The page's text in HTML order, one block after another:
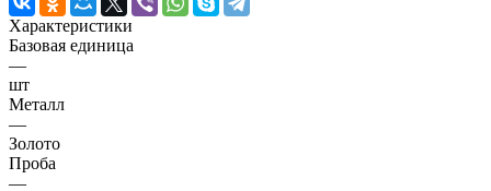
Характеристики
Базовая единица
—
шт
Металл
—
Золото
Проба
—